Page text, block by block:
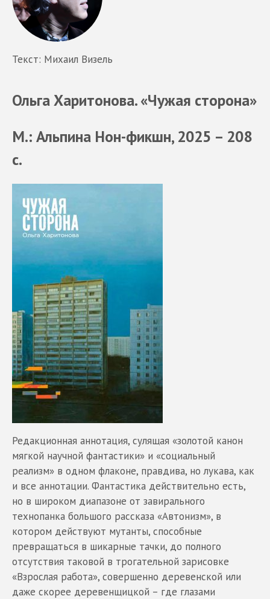
Текст: Михаил Визель
Ольга Харитонова. «Чужая сторона»
М.: Альпина Нон-фикшн, 2025 – 208
с.
Редакционная аннотация, сулящая «золотой канон
мягкой научной фантастики» и «социальный
реализм» в одном флаконе, правдива, но лукава, как
и все аннотации. Фантастика действительно есть,
но в широком диапазоне от завирального
технопанка большого рассказа «Автонизм», в
котором действуют мутанты, способные
превращаться в шикарные тачки, до полного
отсутствия таковой в трогательной зарисовке
«Взрослая работа», совершенно деревенской или
даже скорее деревенщицкой – где глазами